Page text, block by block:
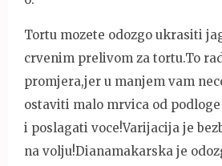
Tortu mozete odozgo ukrasiti
crvenim prelivom za tortu.To
promjera,jer u manjem vam
ostaviti malo mrvica od
i poslagati voce!Varijacija je
na volju!Dianamakarska je